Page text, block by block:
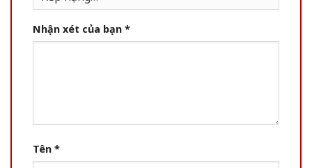
Nhận xét của bạn *
Tên *